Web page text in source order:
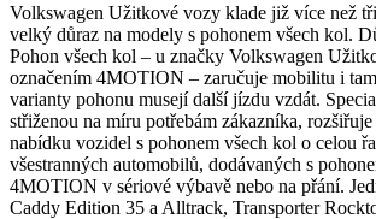
Volkswagen Užitkové vozy klade již více než
velký důraz na modely s pohonem všech kol.
Pohon všech kol – u značky Volkswagen
označením 4MOTION – zaručuje mobilitu i
varianty pohonu musejí další jízdu vzdát.
střiženou na míru potřebám zákazníka,
nabídku vozidel s pohonem všech kol o celou
všestranných automobilů, dodávaných s
4MOTION v sériové výbavě nebo na přání.
Caddy Edition 35 a Alltrack, Transporter